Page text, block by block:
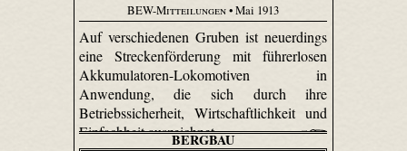
BEW-Mitteilungen• Mai 1913
Auf verschiedenen Gruben ist neuerdings
eine Streckenförderung mit führerlosen
Akkumulatoren-Lokomotiven in
Anwendung, die sich durch ihre
Betriebssicherheit, Wirtschaftlichkeit und
Einfachheit auszeichnet.
BERGBAU